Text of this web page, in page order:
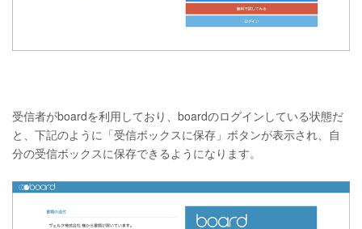
受信者がboardを利用しており、boardのログインしている状態だ
と、下記のように「受信ボックスに保存」ボタンが表示され、自
分の受信ボックスに保存できるようになります。